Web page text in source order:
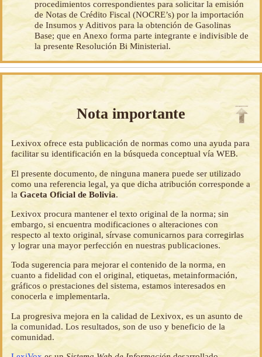
procedimientos correspondientes para solicitar la emisión
de Notas de Crédito Fiscal (NOCRE’s) por la importación
de Insumos y Aditivos para la obtención de Gasolinas
Base; que en Anexo forma parte integrante e indivisible de
la presente Resolución Bi Ministerial.
Nota importante
Lexivox ofrece esta publicación de normas como una ayuda para
facilitar su identificación en la búsqueda conceptual vía WEB.
El presente documento, de ninguna manera puede ser utilizado
como una referencia legal, ya que dicha atribución corresponde a
laGaceta Oficial de Bolivia.
Lexivox procura mantener el texto original de la norma; sin
embargo, si encuentra modificaciones o alteraciones con
respecto al texto original, sírvase comunicarnos para corregirlas
y lograr una mayor perfección en nuestras publicaciones.
Toda sugerencia para mejorar el contenido de la norma, en
cuanto a fidelidad con el original, etiquetas, metainformación,
gráficos o prestaciones del sistema, estamos interesados en
conocerla e implementarla.
La progresiva mejora en la calidad de Lexivox, es un asunto de
la comunidad. Los resultados, son de uso y beneficio de la
comunidad.